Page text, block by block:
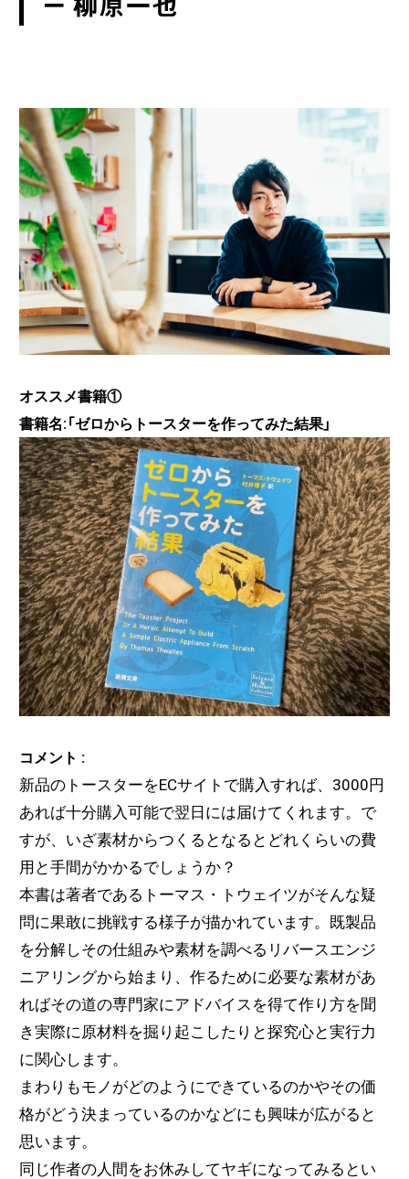
オススメ書籍①
書籍名:「ゼロからトースターを作ってみた結果」
コメント :
新品のトースターをECサイトで購入すれば、3000円
あれば十分購入可能で翌日には届けてくれます。で
すが、いざ素材からつくるとなるとどれくらいの費
用と手間がかかるでしょうか？
本書は著者であるトーマス・トウェイツがそんな疑
問に果敢に挑戦する様子が描かれています。既製品
を分解しその仕組みや素材を調べるリバースエンジ
ニアリングから始まり、作るために必要な素材があ
ればその道の専門家にアドバイスを得て作り方を聞
き実際に原材料を掘り起こしたりと探究心と実行力
に関心します。
まわりもモノがどのようにできているのかやその価
格がどう決まっているのかなどにも興味が広がると
思います。
同じ作者の人間をお休みしてヤギになってみるとい